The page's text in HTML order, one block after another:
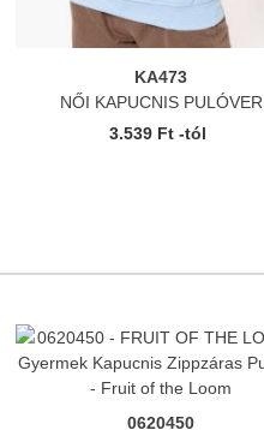
KA473
NŐI KAPUCNIS PULÓVER
3.539 Ft -tól
0620450